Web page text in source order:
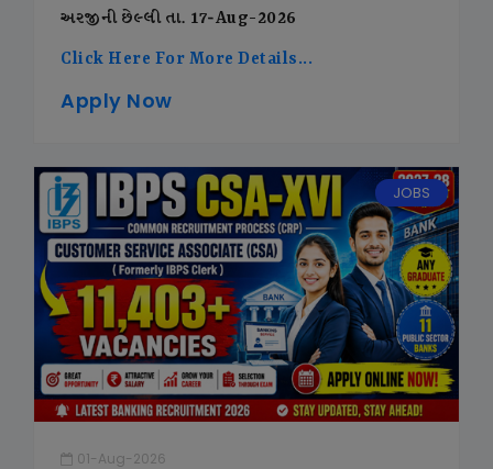
અરજીની છેલ્લી તા. 17-Aug-2026
Click Here For More Details...
Apply Now
JOBS
01-Aug-2026